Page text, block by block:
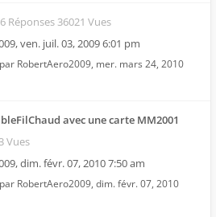
6 Réponses 36021 Vues
,ven. juil. 03, 2009 6:01 pm
RobertAero2009, mer. mars 24, 2010
avec une carte MM2001
Vues
,dim. févr. 07, 2010 7:50 am
RobertAero2009, dim. févr. 07, 2010